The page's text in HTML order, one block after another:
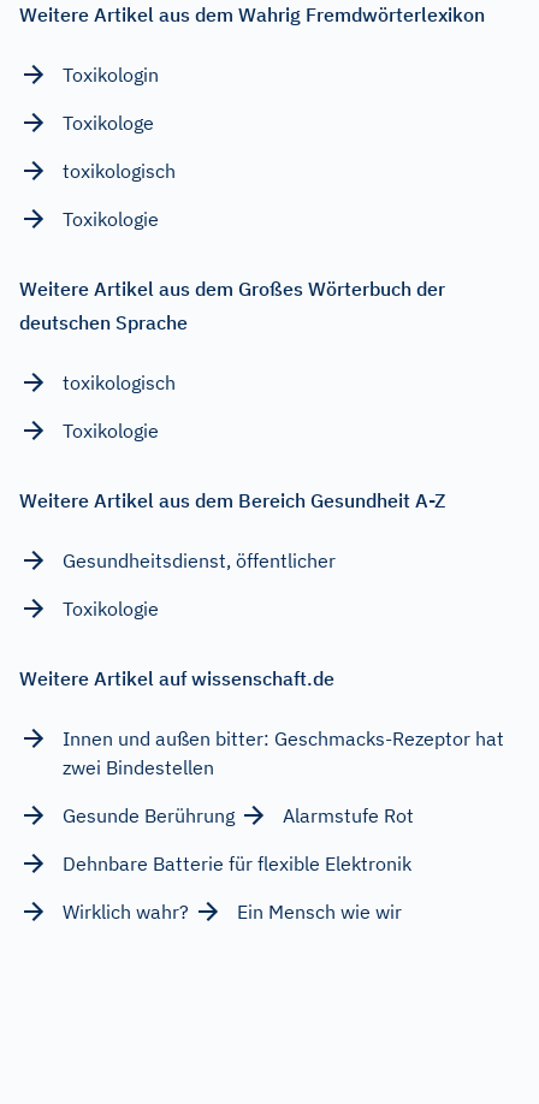
Weitere Artikel aus dem Wahrig Fremdwörterlexikon
Toxikologin
Toxikologe
toxikologisch
Toxikologie
Weitere Artikel aus dem Großes Wörterbuch der
deutschen Sprache
toxikologisch
Toxikologie
Weitere Artikel aus dem Bereich Gesundheit A-Z
Gesundheitsdienst, öffentlicher
Toxikologie
Weitere Artikel auf wissenschaft.de
Innen und außen bitter: Geschmacks-Rezeptor hat
zwei Bindestellen
Gesunde Berührung
Alarmstufe Rot
Dehnbare Batterie für flexible Elektronik
Wirklich wahr?
Ein Mensch wie wir